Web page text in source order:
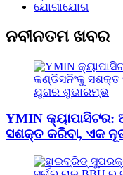
ଯୋଗାଯୋଗ
ନବୀନତମ ଖବର
YMIN
ସଶକ୍ତ କରିବା, ଏକ